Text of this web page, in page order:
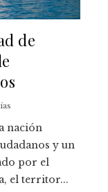
de
nación
y un
por el
el territor...